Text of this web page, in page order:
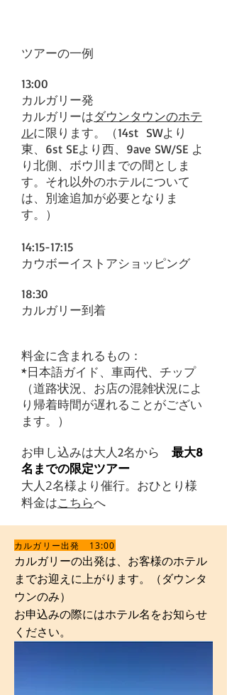
ツアーの一例
13:00
カルガリー発
カルガリーはダウンタウンのホテ
ルに限ります。（14st SWより
東、6st SEより西、9ave SW/SE よ
り北側、ボウ川までの間としま
す。それ以外のホテルについて
は、別途追加が必要となりま
す。）
14:15-17:15
カウボーイストアショッピング
18:30
カルガリー到着
料金に含まれるもの：
*日本語ガイド、車両代、チップ
​（道路状況、お店の混雑状況によ
り帰着時間が遅れることがござい
ます。）
お申し込みは大人2名から 最大8
名までの限定ツアー
大人2名様より催行。おひとり様
料金はこちらへ
カルガリー出発 13:00
カルガリーの出発は、お客様のホテル
までお迎えに上がります。（ダウンタ
ウンのみ）
​お申込みの際にはホテル名をお知らせ
ください。